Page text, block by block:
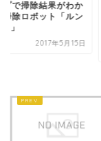
プで掃除結果がわか
掃除ロボット「ルン
」
2017年5月15日